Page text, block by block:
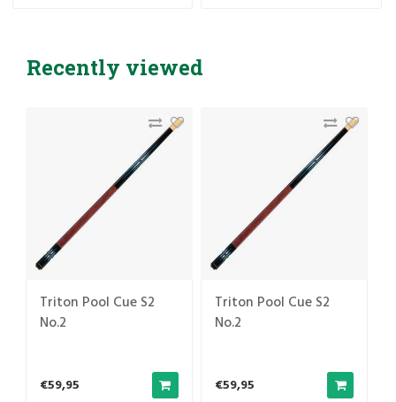
Recently viewed
Triton Pool Cue S2
No.2
€59,95
Triton Pool Cue S2
No.2
€59,95